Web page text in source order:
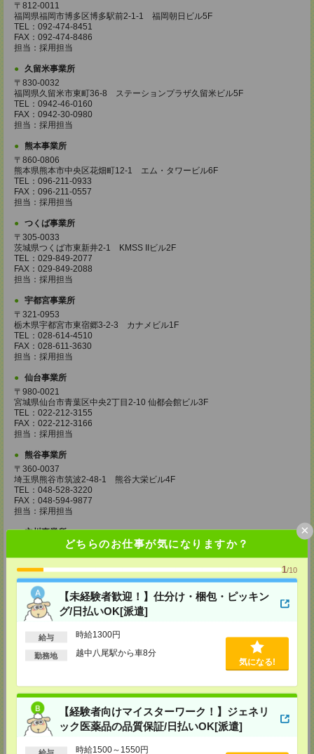
どちらのお仕事が気になりますか？
1/10
【未経験者歓迎！】仕分け・梱包・ピッキン
グ/日払いOK[派遣]
給与 時給1300円
勤務地
越中八尾駅から車8分
気になる!
【経験者向けマイスターワーク！】ジェネリ
ック医薬品の品質保証/日払いOK[派遣]
給与 時給1500～1550円
×
〒812-0011
福岡県福岡市博多区博多駅前2-1-1 福岡朝日ビル5F
TEL：092-474-8451
FAX：092-474-8486
担当：採用担当
久留米事業所
〒830-0032
福岡県久留米市東町36-8 ステーションプラザ久留米ビル5F
TEL：0942-46-0160
FAX：0942-30-0980
担当：採用担当
熊本事業所
〒860-0806
熊本県熊本市中央区花畑町12-1 エム・タワービル6F
TEL：096-211-0933
FAX：096-211-0557
担当：採用担当
つくば事業所
〒305-0033
茨城県つくば市東新井2-1 KMSS IIビル2F
TEL：029-849-2077
FAX：029-849-2088
担当：採用担当
宇都宮事業所
〒321-0953
栃木県宇都宮市東宿郷3-2-3 カナメビル1F
TEL：028-614-4510
FAX：028-611-3630
担当：採用担当
仙台事業所
〒980-0021
宮城県仙台市青葉区中央2丁目2-10 仙都会館ビル3F
TEL：022-212-3155
FAX：022-212-3166
担当：採用担当
熊谷事業所
〒360-0037
埼玉県熊谷市筑波2-48-1 熊谷大栄ビル4F
TEL：048-528-3220
FAX：048-594-9877
担当：採用担当
立川事業所
東京都立川市曙町2-13-3 立川三菱ビル6F
TEL：042-529-4101
FAX：042-529-3783
担当：採用担当
藤沢事業所
〒251-0052
神奈川県藤沢市藤沢484-12 セントラルビルディング2F
TEL：0466-47-7073
FAX：0466-47-7074
名古屋事業所
〒450-0002
愛知県名古屋市中村区名駅三丁目25番9号 堀内ビル8F
TEL：052-451-7110
FAX：052-451-6110